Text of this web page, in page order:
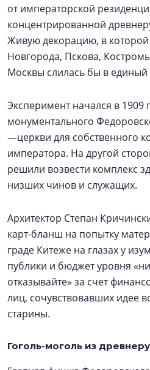
от императорской
концентрированной
Живую декорацию, в которой
Новгорода, Пскова,
Москвы слилась бы в
Эксперимент начался в 1909
монументального
—церкви для собственного
императора. На другой
решили возвести комплекс
низших чинов и служащих.
Архитектор Степан
карт-бланш на попытку
граде Китеже на глазах у
публики и бюджет уровня
отказывайте» за счет
лиц, сочувствовавших идее
старины.
Гоголь-моголь из